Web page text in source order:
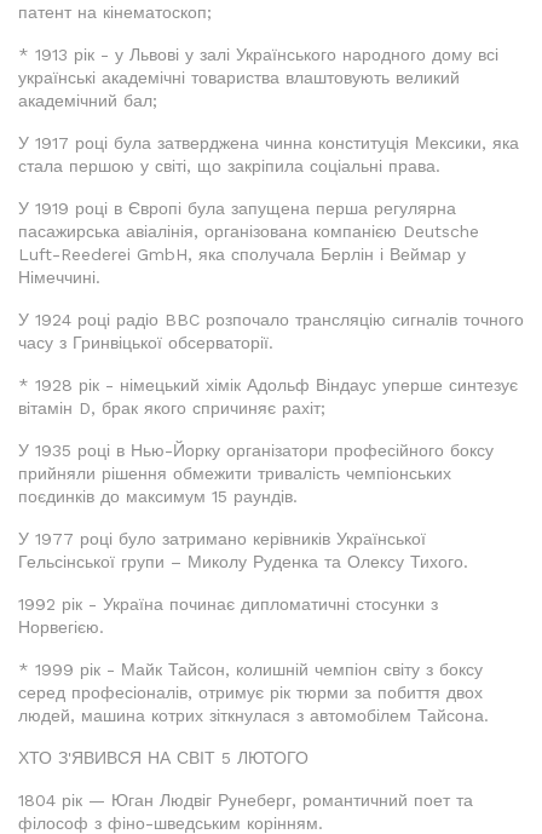
патент на кінематоскоп;
* 1913 рік - у Львові у залі Українського народного дому всі
українські академічні товариства влаштовують великий
академічний бал;
У 1917 році була затверджена чинна конституція Мексики, яка
стала першою у світі, що закріпила соціальні права.
У 1919 році в Європі була запущена перша регулярна
пасажирська авіалінія, організована компанією Deutsche
Luft-Reederei GmbH, яка сполучала Берлін і Веймар у
Німеччині.
У 1924 році радіо BBC розпочало трансляцію сигналів точного
часу з Гринвіцької обсерваторії.
* 1928 рік - німецький хімік Адольф Віндаус уперше синтезує
вітамін D, брак якого спричиняє рахіт;
У 1935 році в Нью-Йорку організатори професійного боксу
прийняли рішення обмежити тривалість чемпіонських
поєдинків до максимум 15 раундів.
У 1977 році було затримано керівників Української
Гельсінської групи – Миколу Руденка та Олексу Тихого.
1992 рік - Україна починає дипломатичні стосунки з
Норвегією.
* 1999 рік - Майк Тайсон, колишній чемпіон світу з боксу
серед професіоналів, отримує рік тюрми за побиття двох
людей, машина котрих зіткнулася з автомобілем Тайсона.
ХТО З'ЯВИВСЯ НА СВІТ 5 ЛЮТОГО
1804 рік — Юган Людвіг Рунеберг, романтичний поет та
філософ з фіно-шведським корінням.